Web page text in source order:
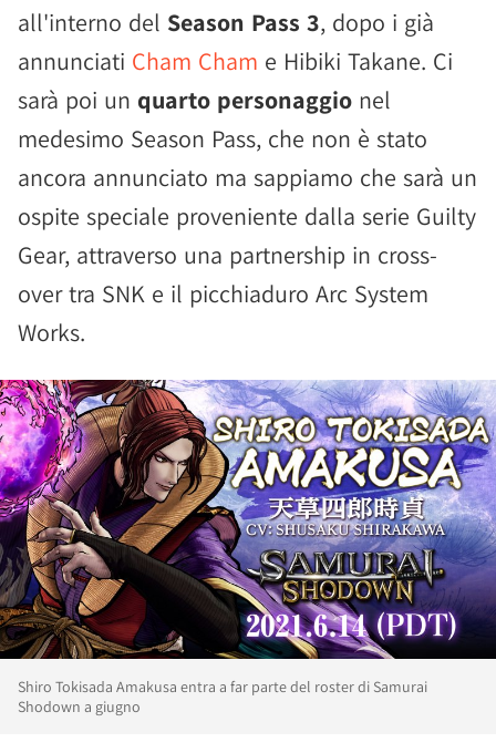
all'interno del Season Pass 3, dopo i già
annunciati Cham Cham e Hibiki Takane. Ci
sarà poi un quarto personaggio nel
medesimo Season Pass, che non è stato
ancora annunciato ma sappiamo che sarà un
ospite speciale proveniente dalla serie Guilty
Gear, attraverso una partnership in cross-
over tra SNK e il picchiaduro Arc System
Works.
Shiro Tokisada Amakusa entra a far parte del roster di Samurai
Shodown a giugno